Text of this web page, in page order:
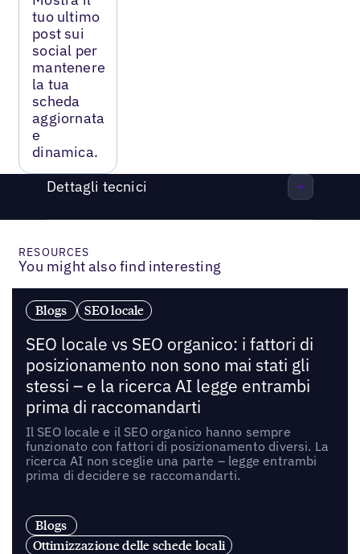
tuo ultimo
post sui
social per
mantenere
la tua
scheda
aggiornata
e
dinamica.
Dettagli tecnici
RESOURCES
You might also find interesting
Blogs SEO locale
SEO locale vs SEO organico: i fattori di
posizionamento non sono mai stati gli
stessi – e la ricerca AI legge entrambi
prima di raccomandarti
Il SEO locale e il SEO organico hanno sempre
funzionato con fattori di posizionamento diversi. La
ricerca AI non sceglie una parte – legge entrambi
prima di decidere se raccomandarti.
Blogs
Ottimizzazione delle schede locali